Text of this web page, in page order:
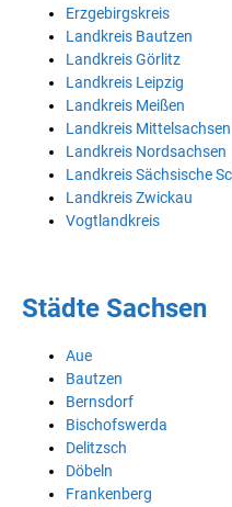
Erzgebirgskreis
Landkreis Bautzen
Landkreis Görlitz
Landkreis Leipzig
Landkreis Meißen
Landkreis Mittelsachsen
Landkreis Nordsachsen
Landkreis Sächsische
Landkreis Zwickau
Vogtlandkreis
Städte Sachsen
Aue
Bautzen
Bernsdorf
Bischofswerda
Delitzsch
Döbeln
Frankenberg